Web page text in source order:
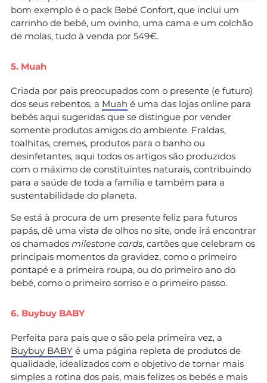
bom exemplo é o pack Bebé Confort, que inclui um
carrinho de bebé, um ovinho, uma cama e um colchão
de molas, tudo à venda por 549€.
5. Muah
Criada por pais preocupados com o presente (e futuro)
dos seus rebentos, a Muah é uma das lojas online para
bebés aqui sugeridas que se distingue por vender
somente produtos amigos do ambiente. Fraldas,
toalhitas, cremes, produtos para o banho ou
desinfetantes, aqui todos os artigos são produzidos
com o máximo de constituintes naturais, contribuindo
para a saúde de toda a família e também para a
sustentabilidade do planeta.
Se está à procura de um presente feliz para futuros
papás, dê uma vista de olhos no site, onde irá encontrar
os chamados milestone cards, cartões que celebram os
principais momentos da gravidez, como o primeiro
pontapé e a primeira roupa, ou do primeiro ano do
bebé, como o primeiro sorriso e o primeiro passo.
6. Buybuy BABY
Perfeita para pais que o são pela primeira vez, a
Buybuy BABY é uma página repleta de produtos de
qualidade, idealizados com o objetivo de tornar mais
simples a rotina dos pais, mais felizes os bebés e mais